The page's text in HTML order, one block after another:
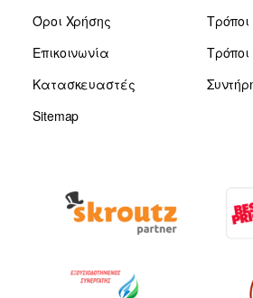
Όροι Χρήσης
Επικοινωνία
Κατασκευαστές
Sitemap